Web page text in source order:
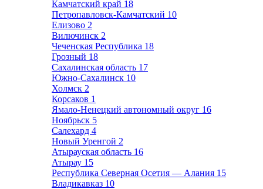
Камчатский край 18
Петропавловск-Камчатский 10
Елизово 2
Вилючинск 2
Чеченская Республика 18
Грозный 18
Сахалинская область 17
Южно-Сахалинск 10
Холмск 2
Корсаков 1
Ямало-Ненецкий автономный округ 16
Ноябрьск 5
Салехард 4
Новый Уренгой 2
Атырауская область 16
Атырау 15
Республика Северная Осетия — Алания 15
Владикавказ 10